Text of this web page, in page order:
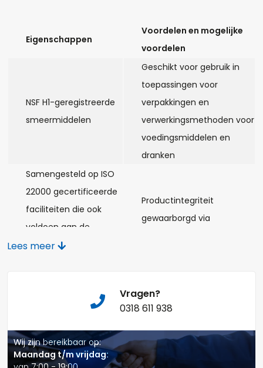
Eigenschappen
Voordelen en mogelijke
voordelen
NSF H1-geregistreerde
smeermiddelen
Geschikt voor gebruik in
toepassingen voor
verpakkingen en
verwerkingsmethoden voor
voedingsmiddelen en
dranken
Samengesteld op ISO
22000 gecertificeerde
faciliteiten die ook
voldoen aan de
vereisten van ISO
Productintegriteit
gewaarborgd via
filmdikte bij hoge
bijdraagt tot de
bescherming van de
Lees meer
Vragen?
0318 611 938
Wij zijn bereikbaar op:
Maandag t/m vrijdag:
Opmerkingen:
Naam*
Telefoonnummer: